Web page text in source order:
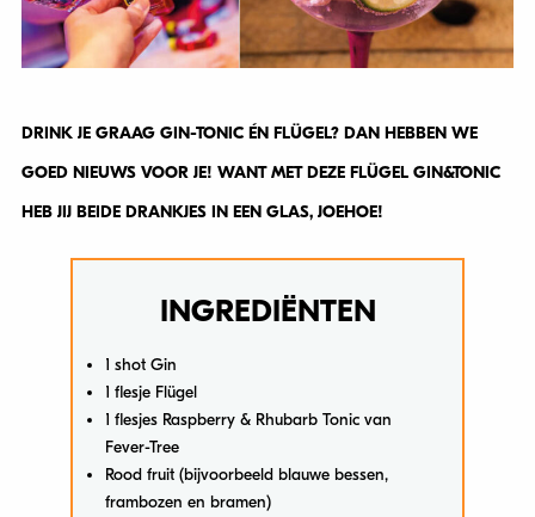
DRINK JE GRAAG GIN-TONIC ÉN FLÜGEL? DAN HEBBEN WE
GOED NIEUWS VOOR JE! WANT MET DEZE FLÜGEL GIN&TONIC
HEB JIJ BEIDE DRANKJES IN EEN GLAS, JOEHOE!
INGREDIËNTEN
1 shot Gin
1 flesje Flügel
1 flesjes Raspberry & Rhubarb Tonic van
Fever-Tree
Rood fruit (bijvoorbeeld blauwe bessen,
frambozen en bramen)